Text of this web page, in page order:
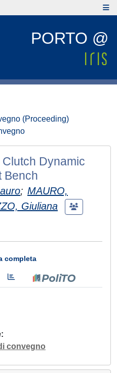
PORTO @
(Proceeding)
Dynamic
Bench
; MAURO,
Giuliana
completa
convegno